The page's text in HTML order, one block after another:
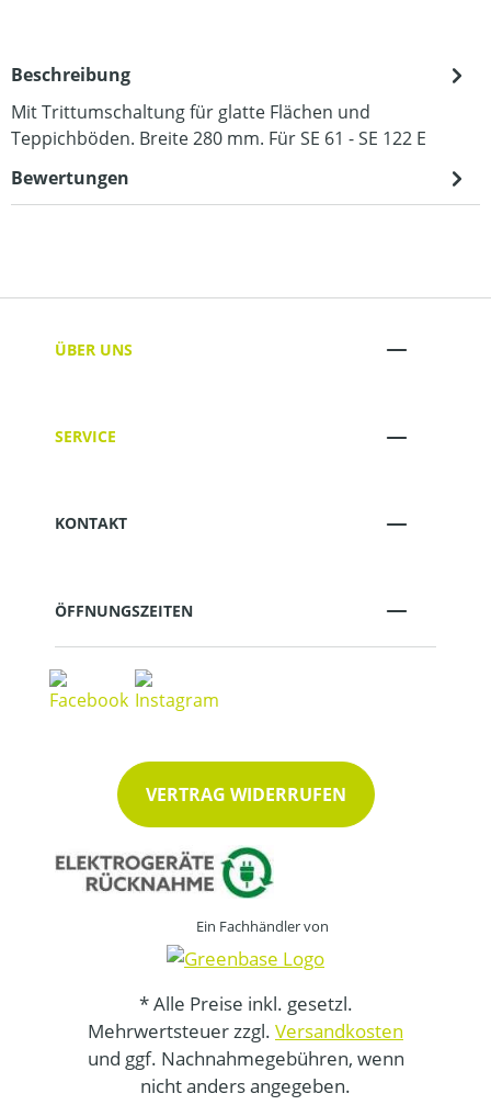
Beschreibung
Mit Trittumschaltung für glatte Flächen und
Teppichböden. Breite 280 mm. Für SE 61 - SE 122 E
Bewertungen
ÜBER UNS
SERVICE
KONTAKT
ÖFFNUNGSZEITEN
VERTRAG WIDERRUFEN
Ein Fachhändler von
* Alle Preise inkl. gesetzl.
Mehrwertsteuer zzgl. Versandkosten
und ggf. Nachnahmegebühren, wenn
nicht anders angegeben.